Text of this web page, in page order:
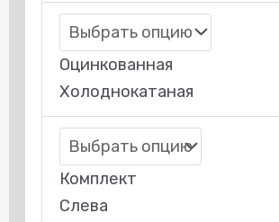
Оцинкованная
Холоднокатаная
Комплект
Слева